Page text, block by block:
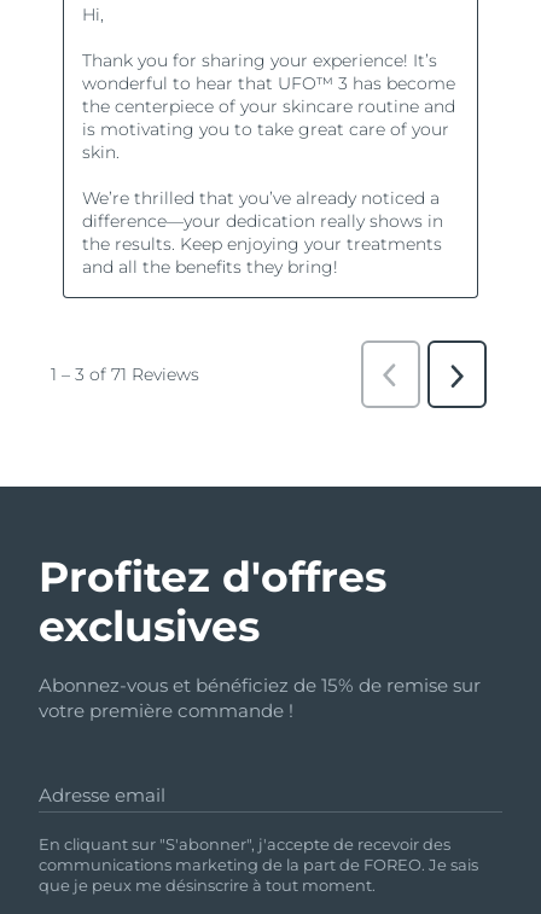
Profitez d'offres
exclusives
Abonnez-vous et bénéficiez de 15% de remise sur
votre première commande !
Adresse email
En cliquant sur "S'abonner", j'accepte de recevoir des
communications marketing de la part de FOREO. Je sais
que je peux me désinscrire à tout moment.